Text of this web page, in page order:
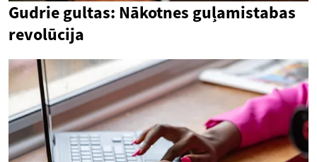
Gudrie gultas: Nākotnes guļamistabas
revolūcija